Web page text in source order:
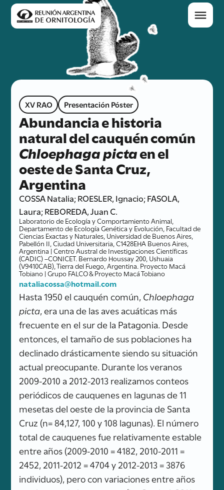
XV RAO Presentación Póster
Abundancia e historia
natural del cauquén común
Chloephaga pictaen el
oeste de Santa Cruz,
Argentina
COSSA Natalia; ROESLER, Ignacio; FASOLA,
Laura; REBOREDA, Juan C.
Laboratorio de Ecología y Comportamiento Animal,
Departamento de Ecología Genética y Evolución, Facultad de
Ciencias Exactas y Naturales, Universidad de Buenos Aires,
Pabellón II, Ciudad Universitaria, C1428EHA Buenos Aires,
Argentina | Centro Austral de Investigaciones Científicas
(CADIC) –CONICET. Bernardo Houssay 200, Ushuaia
(V9410CAB), Tierra del Fuego, Argentina. Proyecto Macá
Tobiano | Grupo FALCO & Proyecto Macá Tobiano
nataliacossa@hotmail.com
Hasta 1950 el cauquén común,Chloephaga
picta, era una de las aves acuáticas más
frecuente en el sur de la Patagonia. Desde
entonces, el tamaño de sus poblaciones ha
declinado drásticamente siendo su situación
actual preocupante. Durante los veranos
2009-2010 a 2012-2013 realizamos conteos
periódicos de cauquenes en lagunas de 11
mesetas del oeste de la provincia de Santa
Cruz (n= 84,127, 100 y 108 lagunas). El número
total de cauquenes fue relativamente estable
entre años (2009-2010 = 4182, 2010-2011 =
2452, 2011-2012 = 4704 y 2012-2013 = 3876
individuos), pero con variaciones entre años